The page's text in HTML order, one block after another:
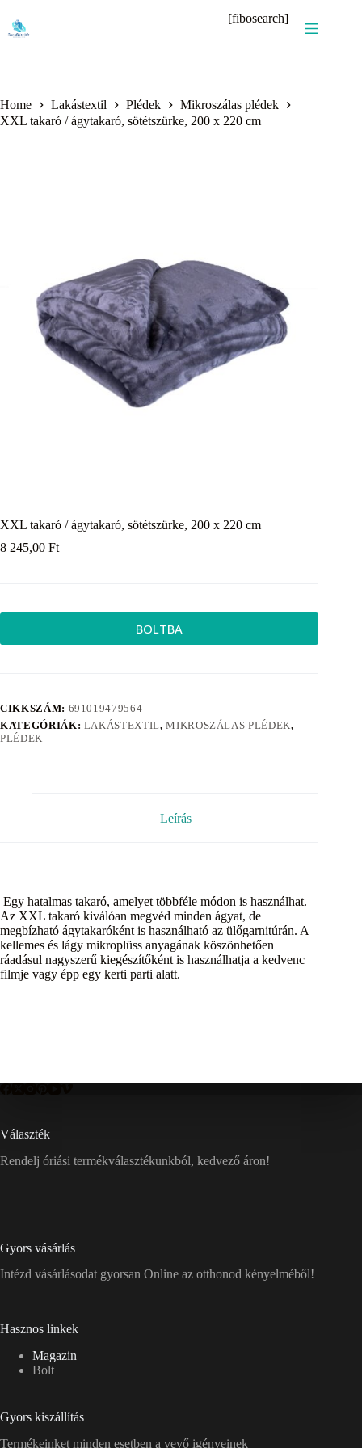
content
[fibosearch]
Home Lakástextil Plédek
Mikroszálas plédek
XXL takaró / ágytakaró, sötétszürke, 200 x 220 cm
XXL takaró / ágytakaró, sötétszürke, 200 x 220 cm
8 245,00 Ft
BOLTBA
CIKKSZÁM: 691019479564
KATEGÓRIÁK: LAKÁSTEXTIL,MIKROSZÁLAS PLÉDEK,
PLÉDEK
Leírás
Egy hatalmas takaró, amelyet többféle módon is használhat.
Az XXL takaró kiválóan megvéd minden ágyat, de
megbízható ágytakaróként is használható az ülőgarnitúrán. A
kellemes és lágy mikroplüss anyagának köszönhetően
ráadásul nagyszerű kiegészítőként is használhatja a kedvenc
filmje vagy épp egy kerti parti alatt.
Választék
Rendelj óriási termékválasztékunkból, kedvező áron!
Gyors vásárlás
Intézd vásárlásodat gyorsan Online az otthonod kényelméből!
Hasznos linkek
Magazin
Bolt
Gyors kiszállítás
Termékeinket minden esetben a vevő igényeinek